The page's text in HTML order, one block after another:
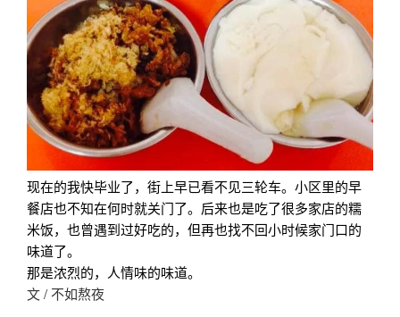
现在的我快毕业了，街上早已看不见三轮车。小区里的早
餐店也不知在何时就关门了。后来也是吃了很多家店的糯
米饭，也曾遇到过好吃的，但再也找不回小时候家门口的
味道了。
那是浓烈的，人情味的味道。
文 / 不如熬夜